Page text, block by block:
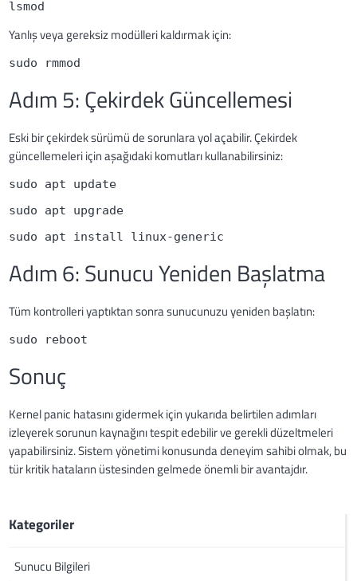
lsmod
Yanlış veya gereksiz modülleri kaldırmak için:
sudo rmmod
Adım 5: Çekirdek Güncellemesi
Eski bir çekirdek sürümü de sorunlara yol açabilir. Çekirdek
güncellemeleri için aşağıdaki komutları kullanabilirsiniz:
sudo apt update
sudo apt upgrade
sudo apt install linux-generic
Adım 6: Sunucu Yeniden Başlatma
Tüm kontrolleri yaptıktan sonra sunucunuzu yeniden başlatın:
sudo reboot
Sonuç
Kernel panic hatasını gidermek için yukarıda belirtilen adımları
izleyerek sorunun kaynağını tespit edebilir ve gerekli düzeltmeleri
yapabilirsiniz. Sistem yönetimi konusunda deneyim sahibi olmak, bu
tür kritik hataların üstesinden gelmede önemli bir avantajdır.
Kategoriler
Sunucu Bilgileri